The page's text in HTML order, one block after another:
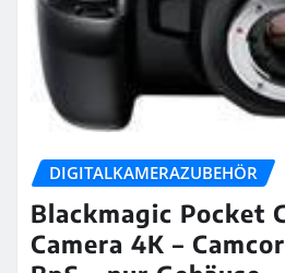
DIGITALKAMERAZUBEHÖR
Blackmagic Pocket
Camera 4K –